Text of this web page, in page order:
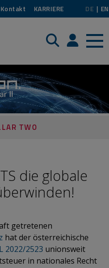
Kontakt KARRIERE DE EN
Suche Login /
TWO
die globale
getretenen
hat der österreichische
2022/2523 unionsweit
in nationales Recht